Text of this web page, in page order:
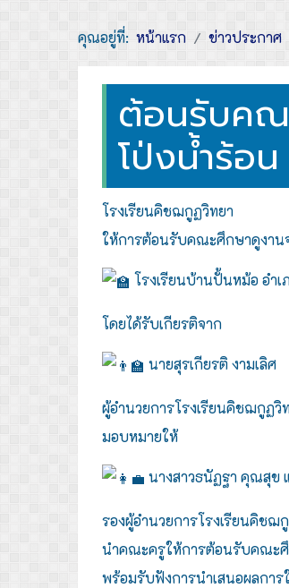
คุณอยู่ที่: หน้าแรก ข่าวประกาศ
ต้อนรับคณ
โป่งน้ำร้อ
โรงเรียนคิชฌกูฏวิทยา
ให้การต้อนรับคณะศึกษาดูงาน
โรงเรียนบ้านปั้นหม้อ อำ
โดยได้รับเกียรติจาก
นายสุรเกียรติ งามเลิศ
ผู้อำนวยการโรงเรียนคิชฌกูฏวิ
มอบหมายให้
นางสาวธนัฏฐา คุณสุข
รองผู้อำนวยการโรงเรียนคิชฌ
นำคณะครูให้การต้อนรับคณะ
พร้อมรับฟังการนำเสนอผลการ